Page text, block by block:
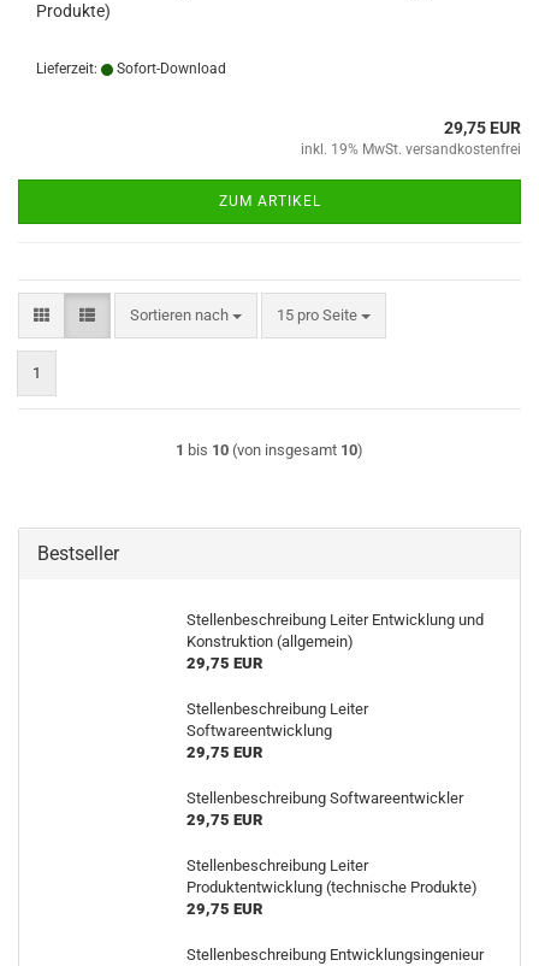
Produkte)
Lieferzeit: Sofort-Download
29,75 EUR
inkl. 19% MwSt. versandkostenfrei
ZUM ARTIKEL
Sortieren nach
Sortieren nach 15 pro Seite
pro Seite
1
1 bis 10 (von insgesamt 10)
Bestseller
Stellenbeschreibung Leiter Entwicklung und
Konstruktion (allgemein)
29,75 EUR
Stellenbeschreibung Leiter
Softwareentwicklung
29,75 EUR
Stellenbeschreibung Softwareentwickler
29,75 EUR
Stellenbeschreibung Leiter
Produktentwicklung (technische Produkte)
29,75 EUR
Stellenbeschreibung Entwicklungsingenieur